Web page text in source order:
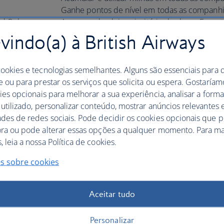
Ruby
Ganhe pontos de nível em todas as
Acesso a check-in prioritário da classe
Acesso a lugares pré-reservados ou
Prioridade em listas de espera ou standby
Acumular e utilizar milhas em todas as
Ganhe pontos de nível em todas as
Acesso a check-in prioritário da classe
Acesso a lugares pré-reservados ou
Prioridade em listas de espera ou standby
Acesso a lounges da classe Executiva
Embarque prioritário
Ganhe pontos de nível em todas as
Acesso a check-in prioritário da classe
Acesso a lugares pré-reservados ou
Prioridade em listas de espera ou standby
à British Airways
e tecnologias semelhantes. Alguns são essenciais para
ou para prestar os serviços que solicita ou espera.
opcionais para melhorar a sua experiência, analisar a
personalizar conteúdo, mostrar anúncios relevantes
de redes sociais. Pode decidir os cookies opcionais que
ou pode alterar essas opções a qualquer momento. Para
leia a nossa Política de cookies.
sobre cookies
Aceitar tudo
Personalizar